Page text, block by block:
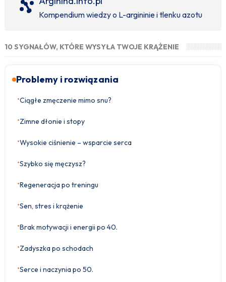
Kompendium wiedzy o L-argininie i tlenku azotu
10 SYGNAŁÓW, KTÓRE WYSYŁA TWOJE KRĄŻENIE
Problemy i rozwiązania
•Ciągłe zmęczenie mimo snu?
•Zimne dłonie i stopy
•Wysokie ciśnienie – wsparcie serca
•Szybko się męczysz?
•Regeneracja po treningu
•Sen, stres i krążenie
•Brak motywacji i energii po 40.
•Zadyszka po schodach
•Serce i naczynia po 50.